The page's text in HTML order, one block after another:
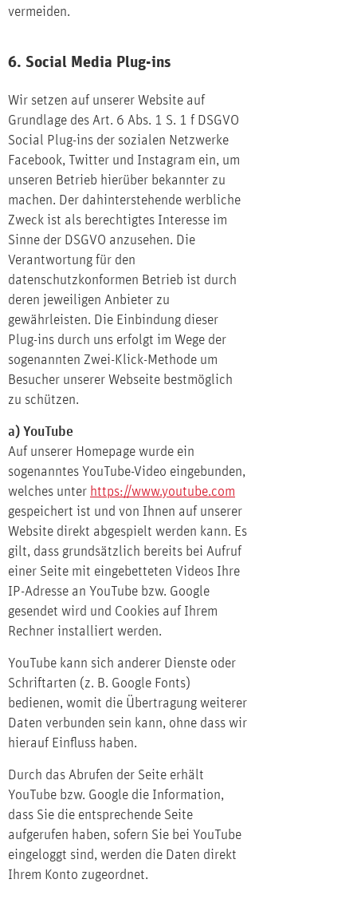
vermeiden.
6. Social Media Plug-ins
Wir setzen auf unserer Website auf
Grundlage des Art. 6 Abs. 1 S. 1 f DSGVO
Social Plug-ins der sozialen Netzwerke
Facebook, Twitter und Instagram ein, um
unseren Betrieb hierüber bekannter zu
machen. Der dahinterstehende werbliche
Zweck ist als berechtigtes Interesse im
Sinne der DSGVO anzusehen. Die
Verantwortung für den
datenschutzkonformen Betrieb ist durch
deren jeweiligen Anbieter zu
gewährleisten. Die Einbindung dieser
Plug-ins durch uns erfolgt im Wege der
sogenannten Zwei-Klick-Methode um
Besucher unserer Webseite bestmöglich
zu schützen.
a) YouTube
Auf unserer Homepage wurde ein
sogenanntes YouTube-Video eingebunden,
welches unter https://www.youtube.com
gespeichert ist und von Ihnen auf unserer
Website direkt abgespielt werden kann. Es
gilt, dass grundsätzlich bereits bei Aufruf
einer Seite mit eingebetteten Videos Ihre
IP-Adresse an YouTube bzw. Google
gesendet wird und Cookies auf Ihrem
Rechner installiert werden.
YouTube kann sich anderer Dienste oder
Schriftarten (z. B. Google Fonts)
bedienen, womit die Übertragung weiterer
Daten verbunden sein kann, ohne dass wir
hierauf Einfluss haben.
Durch das Abrufen der Seite erhält
YouTube bzw. Google die Information,
dass Sie die entsprechende Seite
aufgerufen haben, sofern Sie bei YouTube
eingeloggt sind, werden die Daten direkt
Ihrem Konto zugeordnet.